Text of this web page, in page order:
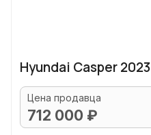
Hyundai Casper 2023
Цена продавца
712 000 ₽